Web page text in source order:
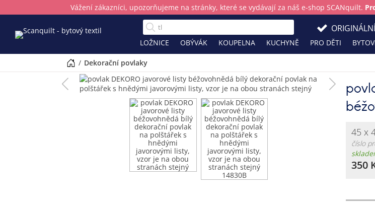
Vážení zákazníci, upozorňujeme na stránky, které se vydávají za náš e-shop SCANquilt.
LOŽNICE OBÝVÁK KOUPELNA KUCHYNĚ PRO DĚTI
/ dekorační povlaky
45 x
číslo
350